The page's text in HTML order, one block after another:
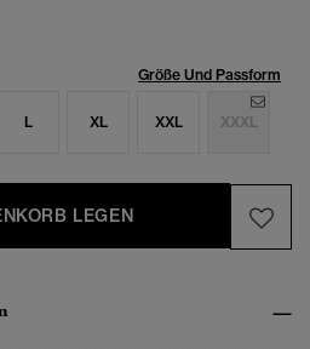
Größe Und Passform
L XL XXL XXXL
LEGEN